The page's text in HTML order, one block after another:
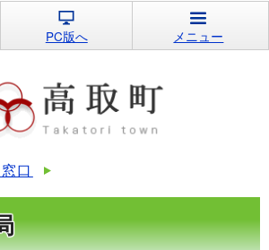
PC版へ メニュー
口